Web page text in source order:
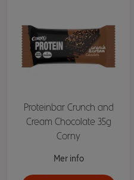
Proteinbar Crunch and
Cream Chocolate 35g
Corny
Mer info